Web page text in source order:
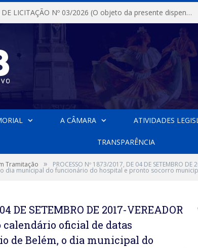
DISPENSA DE LICITAÇÃO Nº 03/2026 (O objeto da presente dispensa é a escolha da proposta mais vantajosa para a aquisição, de aparelhos de ar condicionado, tipo Split, com material de instalação e fogão industrial, conforme condições, quantidades e exigências estabelecidas no termo de referencia e neste aviso de contratação direta e seus anexos)
A CÂMARA ATIVIDADES
TRANSPARÊNCIA
Tramitação » PROCESSO Nº 1873/2017, DE 04 DE SETEMBRO
dia municipal do funcionário do hospital e pronto socorro
DE SETEMBRO DE 2017-VEREADOR
calendário oficial de datas
de Belém, o dia municipal do